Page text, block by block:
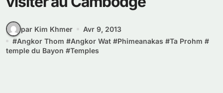
par Kim Khmer
Avr 9, 2013
#Angkor Thom #Angkor Wat #Phimeanakas #Ta Prohm #
temple du Bayon #Temples